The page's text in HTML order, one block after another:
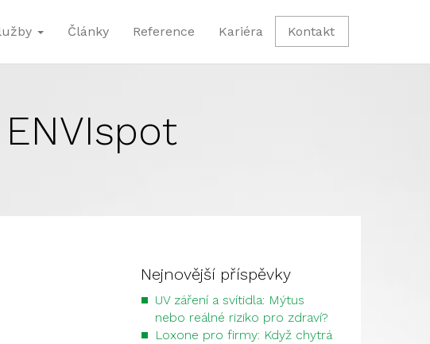
Články Reference Kariéra Kontakt
Nejnovější příspěvky
UV záření a svítidla: Mýtus
nebo reálné riziko pro zdraví?
Loxone pro firmy: Když chytrá